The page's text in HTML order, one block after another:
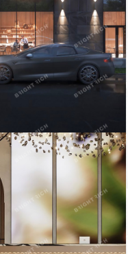
Телефон
Показать телефон
центре Saan. Прямая